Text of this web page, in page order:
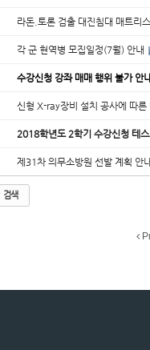
라돈.토론 검출 대진침대 매트리
각 군 현역병 모집일정(7월) 안내
수강신청 강좌 매매 행위 불가 안
신형 X-ray장비 설치 공사에 따른
2018학년도 2학기 수강신청 테
제31차 의무소방원 선발 계획 안
검색